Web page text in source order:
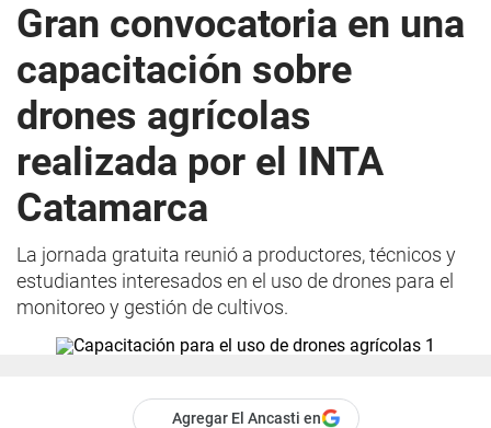
Gran convocatoria en una
capacitación sobre
drones agrícolas
realizada por el INTA
Catamarca
La jornada gratuita reunió a productores, técnicos y
estudiantes interesados en el uso de drones para el
monitoreo y gestión de cultivos.
Agregar El Ancasti en